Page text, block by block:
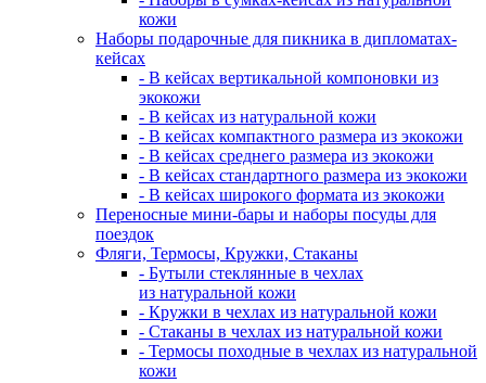
кожи
Наборы подарочные для пикника в дипломатах-
кейсах
- В кейсах вертикальной компоновки из
экокожи
- В кейсах из натуральной кожи
- В кейсах компактного размера из экокожи
- В кейсах среднего размера из экокожи
- В кейсах стандартного размера из экокожи
- В кейсах широкого формата из экокожи
Переносные мини-бары и наборы посуды для
поездок
Фляги, Термосы, Кружки, Стаканы
- Бутыли стеклянные в чехлах
из натуральной кожи
- Кружки в чехлах из натуральной кожи
- Стаканы в чехлах из натуральной кожи
- Термосы походные в чехлах из натуральной
кожи